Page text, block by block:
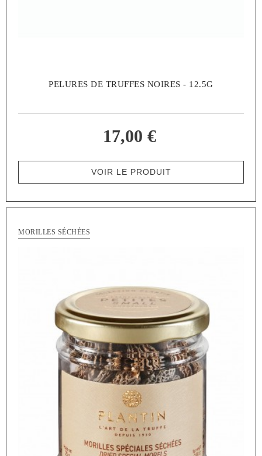
PELURES DE TRUFFES NOIRES - 12.5G
17,00 €
VOIR LE PRODUIT
MORILLES SÉCHÉES